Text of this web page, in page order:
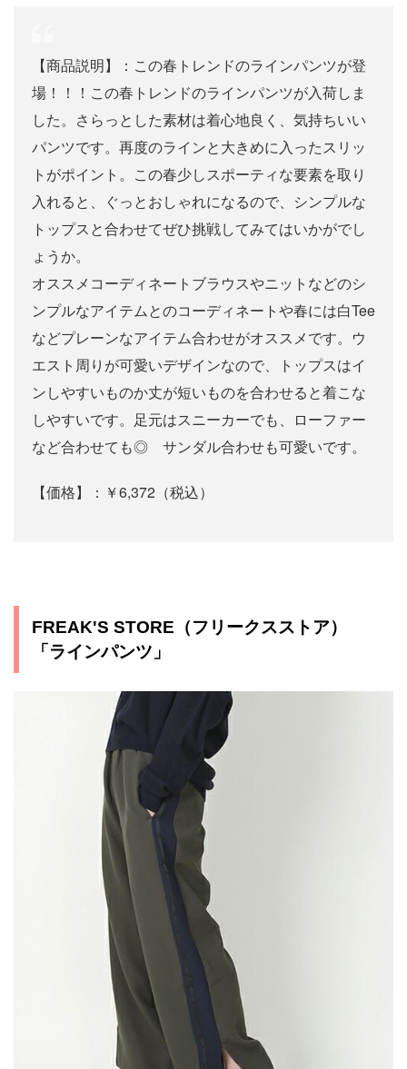
【商品説明】：この春トレンドのラインパンツが登
場！！！この春トレンドのラインパンツが入荷しま
した。さらっとした素材は着心地良く、気持ちいい
パンツです。再度のラインと大きめに入ったスリッ
トがポイント。この春少しスポーティな要素を取り
入れると、ぐっとおしゃれになるので、シンプルな
トップスと合わせてぜひ挑戦してみてはいかがでし
ょうか。
オススメコーディネートブラウスやニットなどのシ
ンプルなアイテムとのコーディネートや春には白Tee
などプレーンなアイテム合わせがオススメです。ウ
エスト周りが可愛いデザインなので、トップスはイ
ンしやすいものか丈が短いものを合わせると着こな
しやすいです。足元はスニーカーでも、ローファー
など合わせても◎ サンダル合わせも可愛いです。
【価格】：￥6,372（税込）
FREAK'S STORE（フリークスストア）
「ラインパンツ」